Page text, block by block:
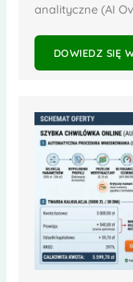
analityczne (AI
DOWIEDZ SIĘ